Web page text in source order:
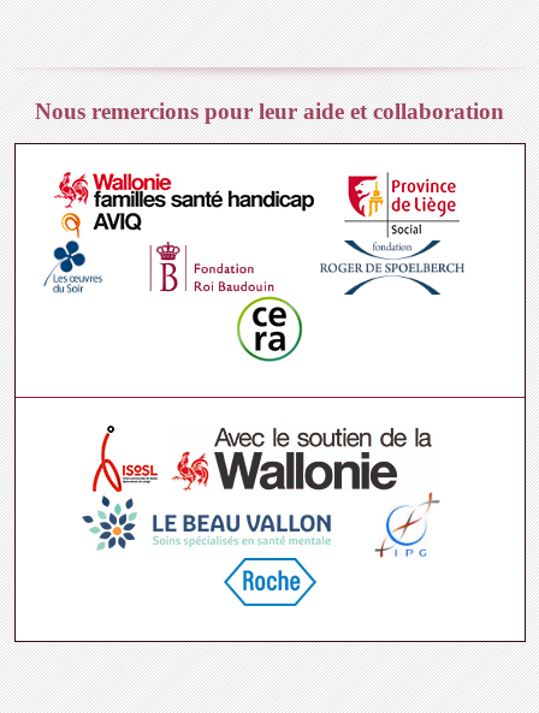
Nous remercions pour leur aide et collaboration